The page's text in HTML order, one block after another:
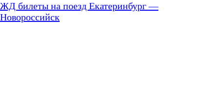
ЖД билеты на поезд Екатеринбург —
Новороссийск